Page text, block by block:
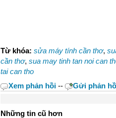
Từ khóa: sửa máy tính cần thơ,
cần thơ, sua may tinh tan noi can
tai can tho
Xem phản hồi -- Gửi phản
Những tin cũ hơn